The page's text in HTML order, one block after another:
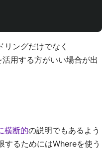
ングだけでなく
用する方がいい場合が出
横断的の説明でもあるよう
るためにはWhereを使う